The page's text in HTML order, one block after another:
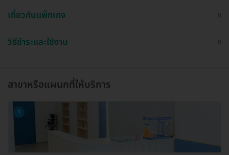
เกี่ยวกับแพ็กเกจ
วิธีชำระและใช้งาน
สาขาหรือแผนกที่ให้บริการ
1